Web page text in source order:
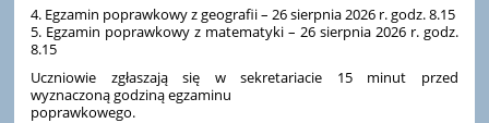
4. Egzamin poprawkowy z geografii – 26 sierpnia 2026 r. godz. 8.15
5. Egzamin poprawkowy z matematyki – 26 sierpnia 2026 r. godz.
8.15
Uczniowie zgłaszają się w sekretariacie 15 minut przed
wyznaczoną godziną egzaminu
poprawkowego.